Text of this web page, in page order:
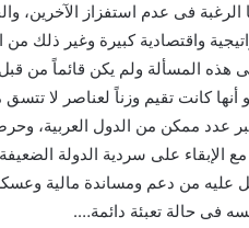
الرغبة فى عدم استفزاز
واقتصادية كبيرة وغير ذلك من
هذه المسألة ولم يكن قائماً من
كانت تقيم وزناً لعناصر لا
عدد ممكن من الدول العربية،
الإبقاء على سردية الدولة
عليه من دعم ومساندة مالية
فى حالة تعبئة دائمة….